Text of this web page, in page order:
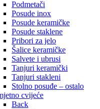
Podmetači
Posude inox
Posude keramičke
Posude staklene
Pribori za jelo
Šalice keramičke
Salvete i ubrusi
Tanjuri keramički
Tanjuri stakleni
Stolno posuđe – ostalo
cvijeće
Back